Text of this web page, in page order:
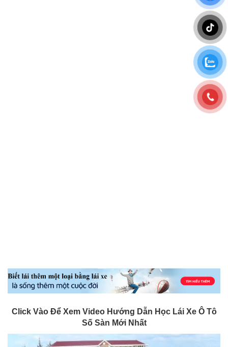
Click Vào Để Xem Video Hướng Dẫn Học Lái Xe Ô Tô
Số Sàn Mới Nhất